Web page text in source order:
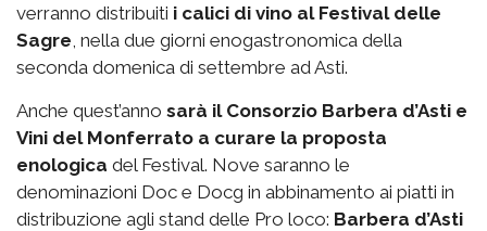
verranno distribuiti i calici di vino al Festival delle
Sagre , nella due giorni enogastronomica della
seconda domenica di settembre ad Asti.
Anche quest’anno sarà il Consorzio Barbera d’Asti e
Vini del Monferrato a curare la proposta
enologica del Festival. Nove saranno le
denominazioni Doc e Docg in abbinamento ai piatti in
distribuzione agli stand delle Pro loco: Barbera d’Asti